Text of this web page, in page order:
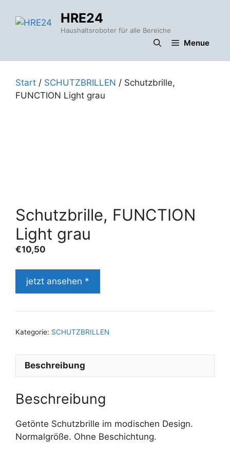
Inhalt
HRE24
Haushaltsroboter für alle Bereiche
Menue
Start / SCHUTZBRILLEN / Schutzbrille,
FUNCTION Light grau
Schutzbrille, FUNCTION
Light grau
€10,50
jetzt ansehen *
Kategorie: SCHUTZBRILLEN
Beschreibung
Beschreibung
Getönte Schutzbrille im modischen Design.
Normalgröße. Ohne Beschichtung.